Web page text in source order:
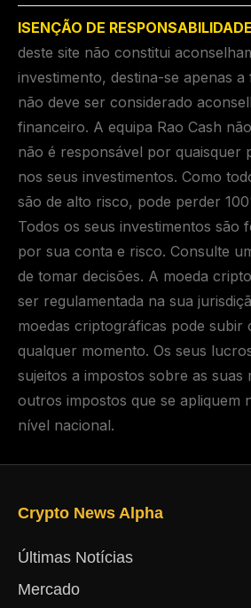
ISENÇÃO DE
deste site não constitui
investimento, destina-se apenas
não deve ser considerado
financeiro. A equipa Rao Cash
não é responsável por quaisquer
nos seus investimentos. Como
são de alto risco, pode perder
Todos os seus investimentos são
por sua conta e risco. Consulte
de tomar decisões. A moeda
ser regulamentada na sua
moedas criptográficas pode subir
qualquer momento. Os seus
sujeitos a impostos sobre as suas
outros impostos que se apliquem
nível nacional.
Crypto News Alpha
Últimas Notícias
Mercado